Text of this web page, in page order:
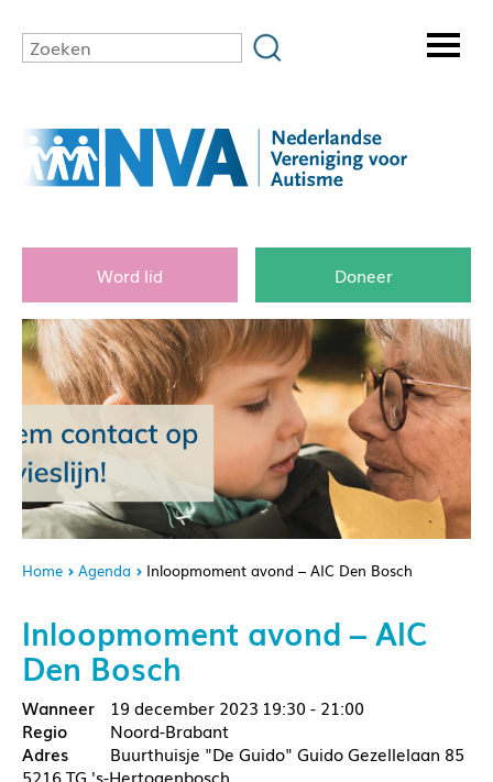
Word lid Doneer
Home Agenda Inloopmoment avond – AIC Den Bosch
Inloopmoment avond – AIC
Den Bosch
19 december 2023 19:30 - 21:00
Noord-Brabant
Buurthuisje "De Guido" Guido Gezellelaan 85
5216 TG 's-Hertogenbosch